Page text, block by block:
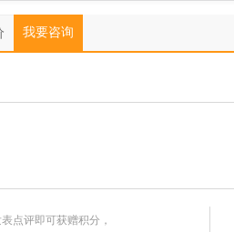
我要咨询
点评即可获赠积分，